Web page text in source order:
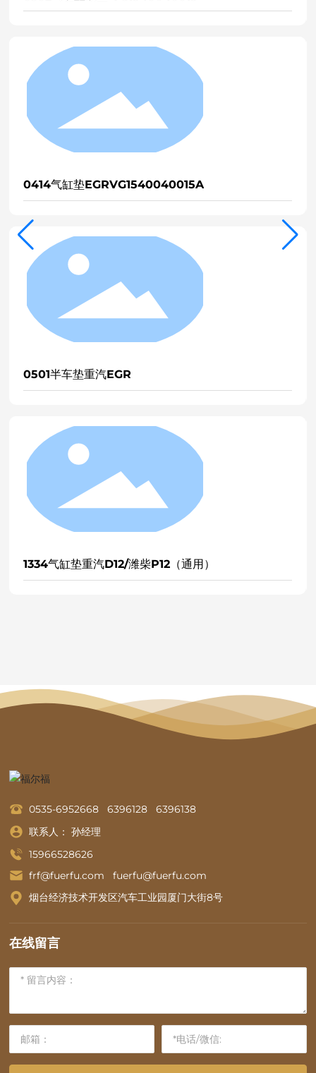
垫EGRVG1540040015A
垫重汽EGR
垫重汽D12/潍柴P12（通用）
0535-6952668 63961286396138
联系人： 孙经理
15966528626
frf@fuerfu.com
fuerfu@fuerfu.com
烟台经济技术开发区汽车工业园厦门大街8号
在线留言